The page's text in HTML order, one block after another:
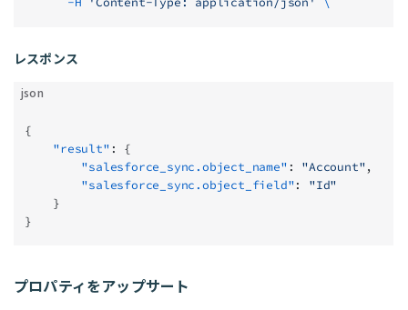
レスポンス
json
{
    "result"
: {
        "salesforce_sync.object_name"
: "Account",
        "salesforce_sync.object_field"
: "Id"
    }
}
プロパティをアップサート